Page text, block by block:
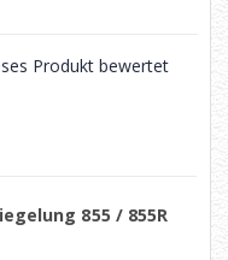
Produkt bewertet
855 / 855R